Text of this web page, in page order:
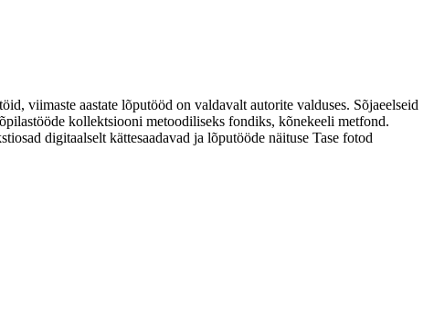
viimaste aastate lõputööd on valdavalt autorite valduses. Sõjaeelseid
kollektsiooni metoodiliseks fondiks, kõnekeeli metfond.
digitaalselt kättesaadavad ja lõputööde näituse Tase fotod